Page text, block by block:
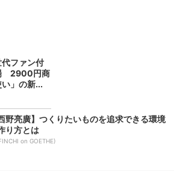
ファン付
2900円商
」の新...
西野亮廣】つくりたいものを追求できる環境
り方とは
on GOETHE)